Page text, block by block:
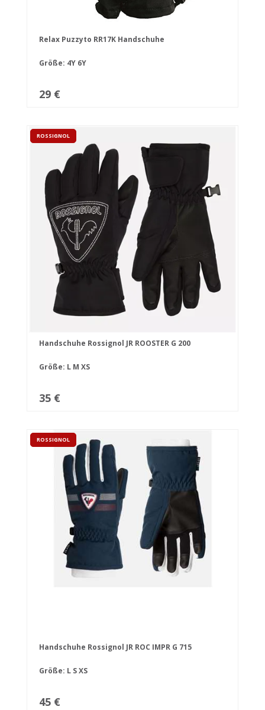
Relax Puzzyto RR17K Handschuhe
Größe: 4Y 6Y
29 €
ROSSIGNOL
Handschuhe Rossignol JR ROOSTER G 200
Größe: L M XS
35 €
ROSSIGNOL
Handschuhe Rossignol JR ROC IMPR G 715
Größe: L SXS
45 €